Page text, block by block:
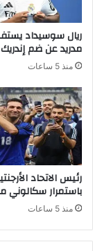
ريال سوسيداد
مدريد عن ضم إندريك
منذ 5 ساعات
رئيس الاتحاد
باستمرار سكالوني
منذ 5 ساعات